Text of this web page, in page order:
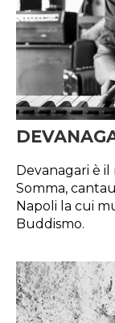
Devanagari è il
Somma,
Napoli la cui
Buddismo.